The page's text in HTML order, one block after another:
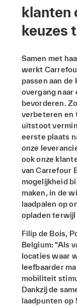
klanten
keuzes
Samen met
werkt
passen aan
overgang naar
bevorderen.
verbeteren en
uitstoot
eerste plaats
onze
ook onze
van Carrefour
mogelijkheid
maken, in de
laadpalen op
opladen terwijl
Filip de Bois,
Belgium: “Als
locaties waar
leefbaarder
mobiliteit
Dankzij de
laadpunten op